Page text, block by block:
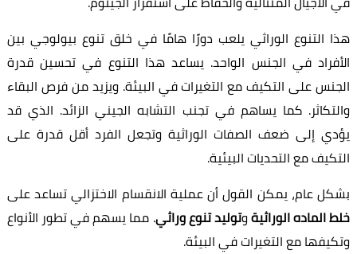
هذا التنوع الوراثي يلعب دورًا هامًا في خلق تنوع بيولوجي بين
الأفراد في الجنس الواحد. يساعد هذا التنوع في تحسين قدرة
الجنس على التكيف مع التغيرات في البيئة. ويزيد من فرص البقاء
والتكاثر. كما يساهم في تجنب التشابه الجيني الزائد. الذي قد
يؤدي إلى ضعف الصفات الوراثية وتجعل الفرد أقل قدرة على
التكيف مع التحديات البيئية.
بشكل عام، يمكن القول أن عملية الانقسام الاختزالي تساعد على
خلط الماده الوراثيةوتوليد تنوع وراثي. مما يسهم في تطور الأنواع
وتكيفها مع التغيرات في البيئة.